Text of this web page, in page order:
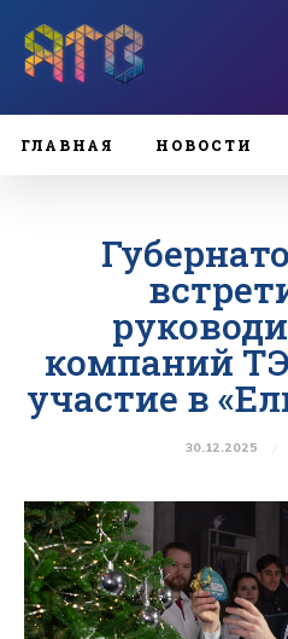
ГЛАВНАЯ НОВОСТИ
компаний
участие в
30.12.2025